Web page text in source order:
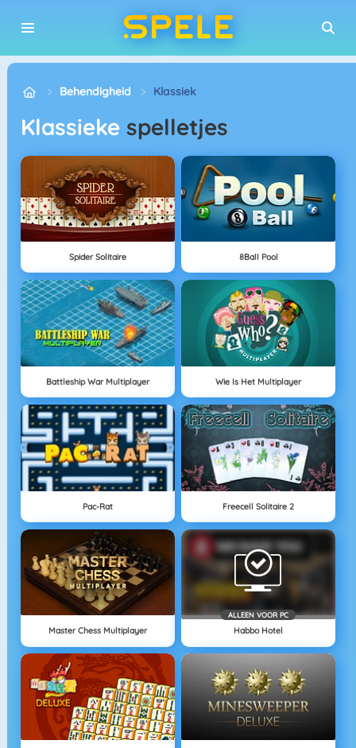
Behendigheid Klassiek
Klassiekespelletjes
Spider Solitaire 8Ball Pool
Battleship War Multiplayer Wie Is Het Multiplayer
Pac-Rat Freecell Solitaire 2
Master Chess Multiplayer
ALLEEN VOOR PC
Habbo Hotel